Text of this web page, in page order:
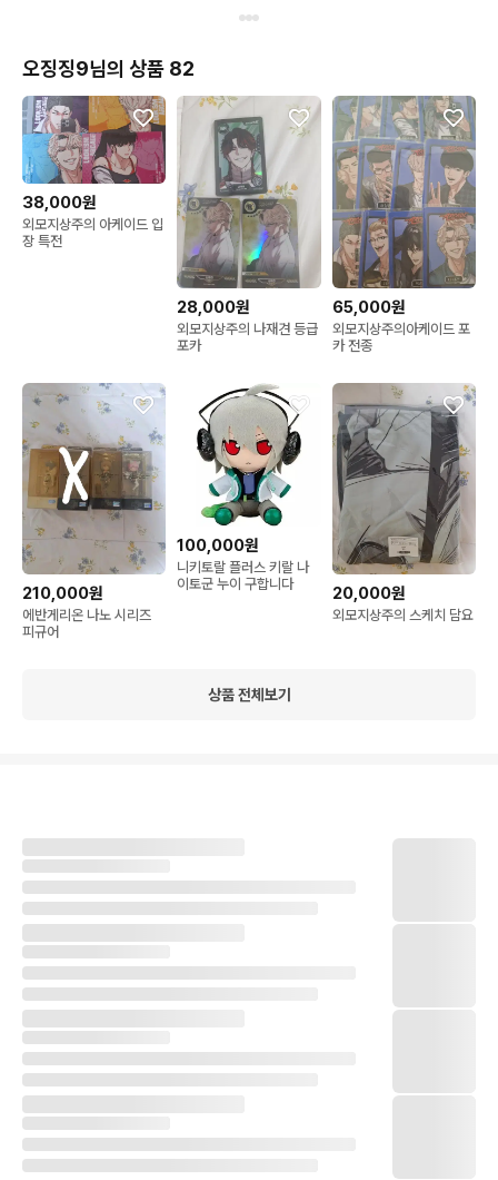
오징징9님의 상품 82
38,000원
외모지상주의 아케이드 입
장 특전
28,000원
외모지상주의 나재견 등급
포카
65,000원
외모지상주의아케이드 포
카 전종
210,000원
에반게리온 나노 시리즈
피규어
100,000원
니키토랄 플러스 키랄 나
이토군 누이 구합니다
20,000원
외모지상주의 스케치 담요
상품 전체보기